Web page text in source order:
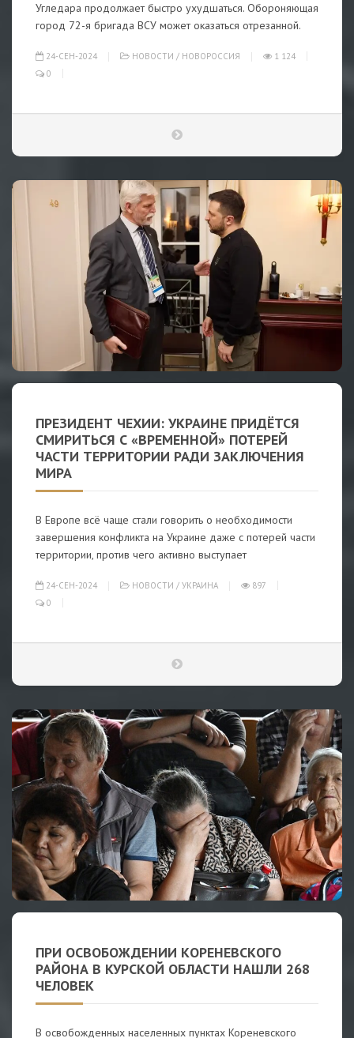
Угледара продолжает быстро ухудшаться. Обороняющая
город 72-я бригада ВСУ может оказаться отрезанной.
24-СЕН-2024 НОВОСТИ / НОВОРОССИЯ
1 124
0
ПРЕЗИДЕНТ ЧЕХИИ: УКРАИНЕ ПРИДЁТСЯ
СМИРИТЬСЯ С «ВРЕМЕННОЙ» ПОТЕРЕЙ
ЧАСТИ ТЕРРИТОРИИ РАДИ ЗАКЛЮЧЕНИЯ
МИРА
В Европе всё чаще стали говорить о необходимости
завершения конфликта на Украине даже с потерей части
территории, против чего активно выступает
24-СЕН-2024 НОВОСТИ / УКРАИНА
897
0
ПРИ ОСВОБОЖДЕНИИ КОРЕНЕВСКОГО
РАЙОНА В КУРСКОЙ ОБЛАСТИ НАШЛИ 268
ЧЕЛОВЕК
В освобожденных населенных пунктах Кореневского